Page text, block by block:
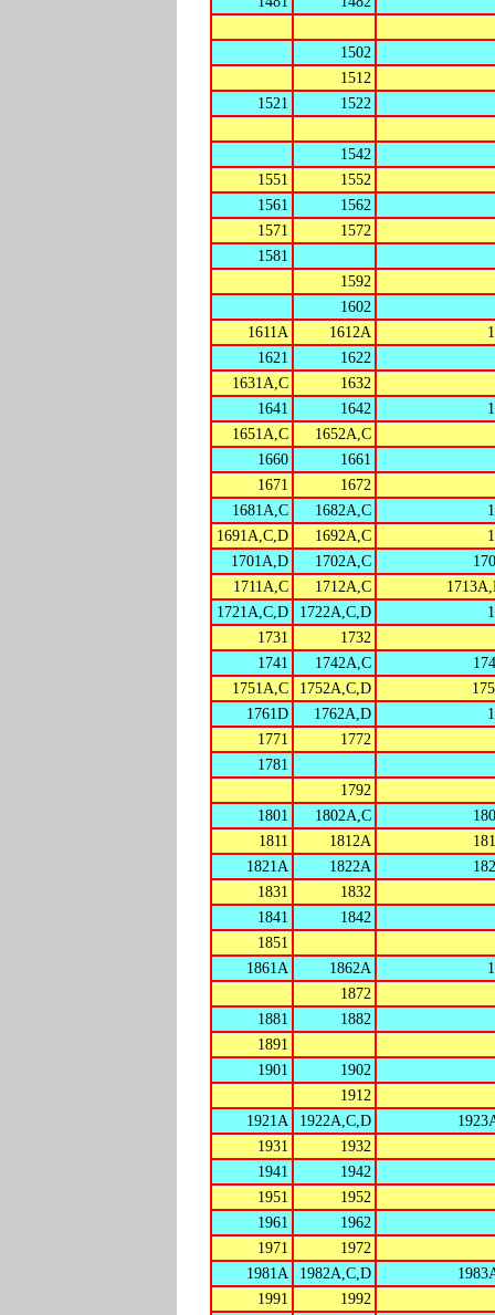
1502
1512
1521
1522
1542
1551
1552
1561
1562
1571
1572
1581
1592
1602
1611A
1612A
1621
1622
1631A,C
1632
1641
1642
1651A,C
1652A,C
1660
1661
1671
1672
1681A,C
1682A,C
1691A,C,D
1692A,C
1701A,D
1702A,C
1711A,C
1712A,C
1721A,C,D
1722A,C,D
1731
1732
1741
1742A,C
1751A,C
1752A,C,D
1761D
1762A,D
1771
1772
1781
1792
1801
1802A,C
1811
1812A
1821A
1822A
1831
1832
1841
1842
1851
1861A
1862A
1872
1881
1882
1891
1901
1902
1912
1921A
1922A,C,D
1931
1932
1941
1942
1951
1952
1961
1962
1971
1972
1981A
1982A,C,D
1991
1992